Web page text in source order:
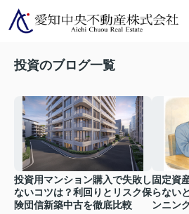
投資のブログ一覧
投資用マンション購入で失敗し
ないコツは？利回りとリスク保
険団信新築中古を徹底比較
固定資
らない
ンニン